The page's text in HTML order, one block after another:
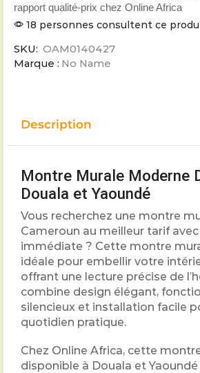
rapport qualité-prix chez Online Africa
18 personnes consultent ce
SKU: OAM0140427
Marque : No Name
Description
Montre Murale Moderne
Douala et Yaoundé
Vous recherchez une montre
Cameroun au meilleur tarif
immédiate ? Cette montre
idéale pour embellir votre
offrant une lecture précise de
combine design élégant,
silencieux et installation facile
quotidien pratique.
Chez Online Africa, cette
disponible à Douala et